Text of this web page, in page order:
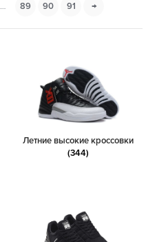
… 89 90 91 →
Летние высокие кроссовки
(344)